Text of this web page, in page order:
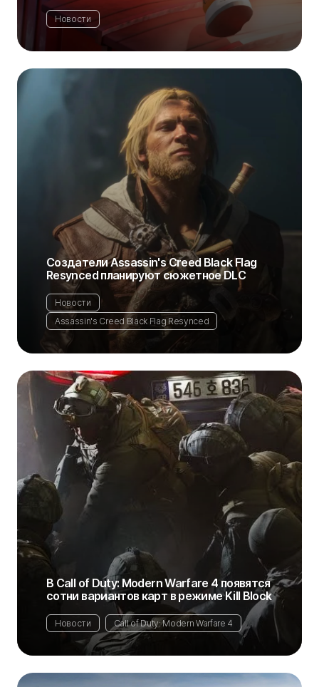
Новости
Создатели Assassin's Creed Black Flag
Resynced планируют сюжетное DLC
Новости
Assassin's Creed Black Flag Resynced
В Call of Duty: Modern Warfare 4 появятся
сотни вариантов карт в режиме Kill Block
Новости Call of Duty: Modern Warfare 4